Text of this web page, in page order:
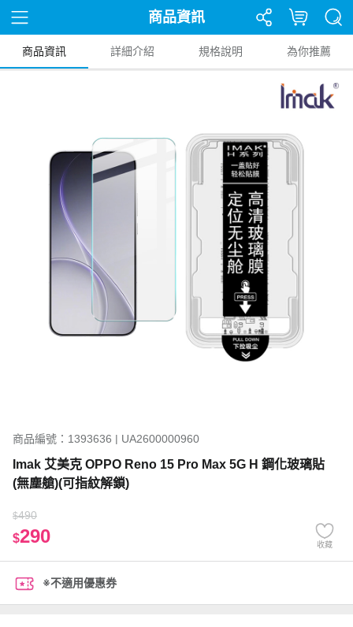
商品資訊
商品資訊 詳細介紹 規格說明 為你推薦
商品編號：1393636 | UA2600000960
Imak 艾美克 OPPO Reno 15 Pro Max 5G H 鋼化玻璃貼
(無塵艙)(可指紋解鎖)
$490
$290 收藏
※不適用優惠券